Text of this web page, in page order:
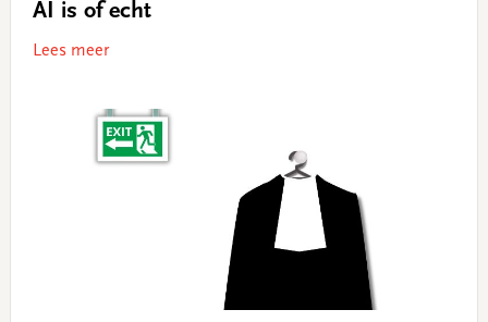
AI is of echt
Lees meer